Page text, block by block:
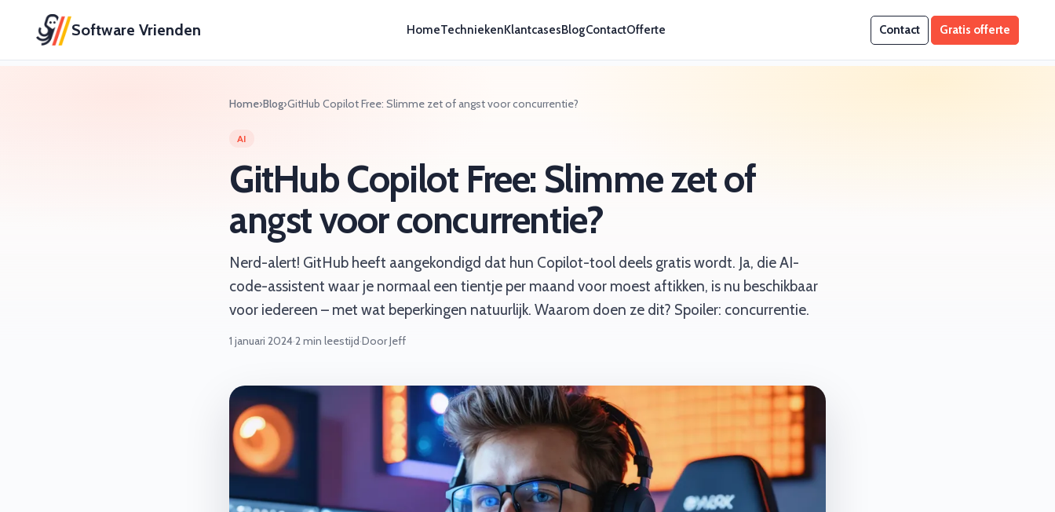
Software Vrienden HomeTechniekenKlantcasesBlogContactOfferte Contact Gratis offerte
Home›Blog›GitHub Copilot Free: Slimme zet of angst voor concurrentie?
AI
GitHub Copilot Free: Slimme zet of
angst voor concurrentie?
Nerd-alert! GitHub heeft aangekondigd dat hun Copilot-tool deels gratis wordt. Ja, die AI-
code-assistent waar je normaal een tientje per maand voor moest aftikken, is nu beschikbaar
voor iedereen – met wat beperkingen natuurlijk. Waarom doen ze dit? Spoiler: concurrentie.
1 januari 2024·2 min leestijd·Door Jeff